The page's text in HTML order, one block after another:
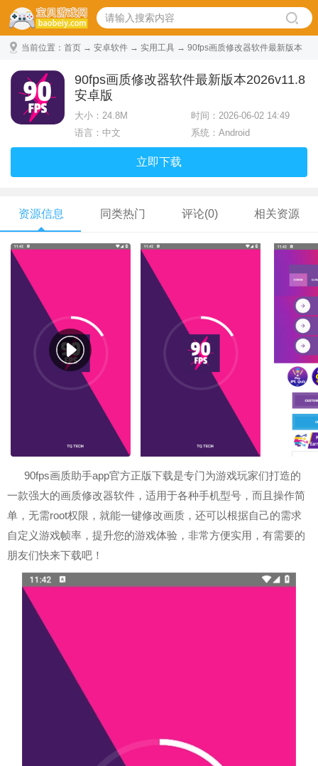
当前位置： 首页 → 安卓软件 → 实用工具 → 90fps画质修改器软件最新版本
90fps画质修改器软件最新版本2026v11.8
安卓版
大小： 24.8M
时间：2026-06-02 14:49
语言：中文
系统：Android
立即下载
资源信息 同类热门 评论(0) 相关资源
90fps画质助手app官方正版下载是专门为游戏玩家们打造的
一款强大的画质修改器软件，适用于各种手机型号，而且操作简
单，无需root权限，就能一键修改画质，还可以根据自己的需求
自定义游戏帧率，提升您的游戏体验，非常方便实用，有需要的
朋友们快来下载吧！